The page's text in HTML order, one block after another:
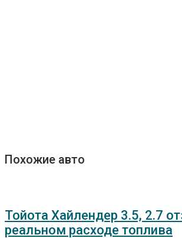
Похожие авто
Тойота Хайлендер 3.5, 2.7
реальном расходе топлива